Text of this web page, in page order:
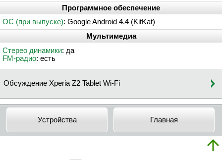
Программное обеспечение
ОС (при выпуске): Google Android 4.4 (KitKat)
Мультимедиа
Стерео динамики: да
FM-радио: есть
Обсуждение Xperia Z2 Tablet Wi-Fi
Устройства Главная